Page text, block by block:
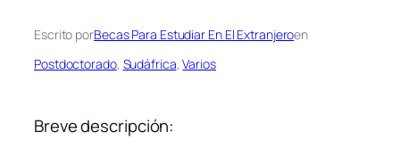
Escrito porBecas Para Estudiar En El Extranjeroen
Postdoctorado, Sudáfrica, Varios
Breve descripción: